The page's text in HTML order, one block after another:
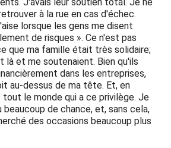
à la rue en cas d'échec.
lorsque les gens me disent
de risques ». Ce n'est pas
que ma famille était très solidaire;
là et me soutenaient. Bien qu'ils
dans les entreprises,
au-dessus de ma tête. Et, en
le monde qui a ce privilège. Je
beaucoup de chance, et, sans cela,
des occasions beaucoup plus